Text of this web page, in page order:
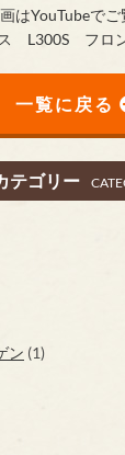
YouTubeでご
L300S フロ
一覧に戻る
テゴリー
ン (1)